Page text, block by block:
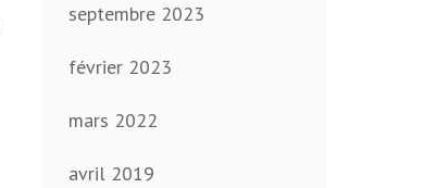
septembre 2023
février 2023
mars 2022
avril 2019